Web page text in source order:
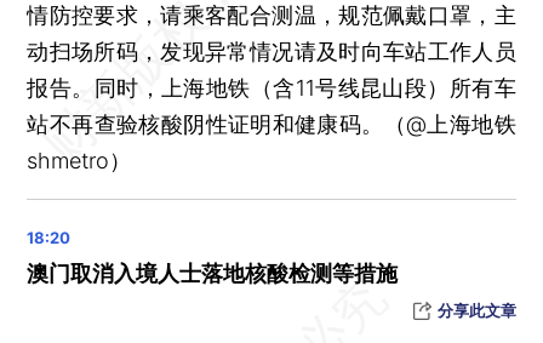
情防控要求，请乘客配合测温，规范佩戴口罩，主
动扫场所码，发现异常情况请及时向车站工作人员
报告。同时，上海地铁（含11号线昆山段）所有车
站不再查验核酸阴性证明和健康码。（@上海地铁
shmetro）
澳门取消入境人士落地核酸检测等措施
分享此文章